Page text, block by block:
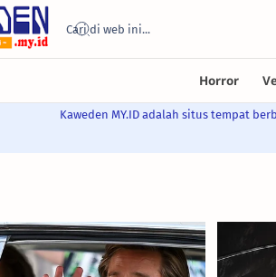
Kaweden MY.ID adalah situs tempat